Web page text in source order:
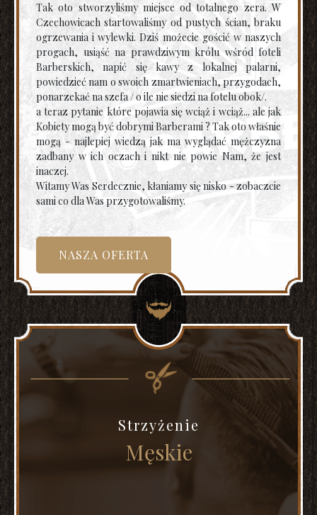
Tak oto stworzyliśmy miejsce od totalnego zera. W
Czechowicach startowaliśmy od pustych ścian, braku
ogrzewania i wylewki. Dziś możecie gościć w naszych
progach, usiąść na prawdziwym królu wśród foteli
Barberskich, napić się kawy z lokalnej palarni,
powiedzieć nam o swoich zmartwieniach, przygodach,
ponarzekać na szefa / o ile nie siedzi na fotelu obok/.
a teraz pytanie które pojawia się wciąż i wciąż... ale jak
Kobiety mogą być dobrymi Barberami ? Tak oto właśnie
mogą - najlepiej wiedzą jak ma wyglądać mężczyzna
zadbany w ich oczach i nikt nie powie Nam, że jest
inaczej.
Witamy Was Serdecznie, kłaniamy się nisko - zobaczcie
sami co dla Was przygotowaliśmy.
NASZA OFERTA
Strzyżenie
Męskie